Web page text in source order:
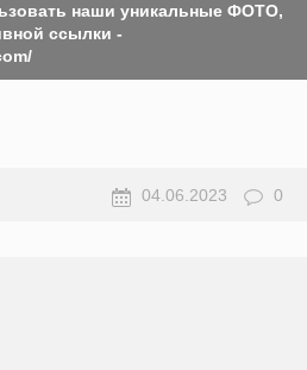
наши уникальные ФОТО,
ссылки -
04.06.2023 0